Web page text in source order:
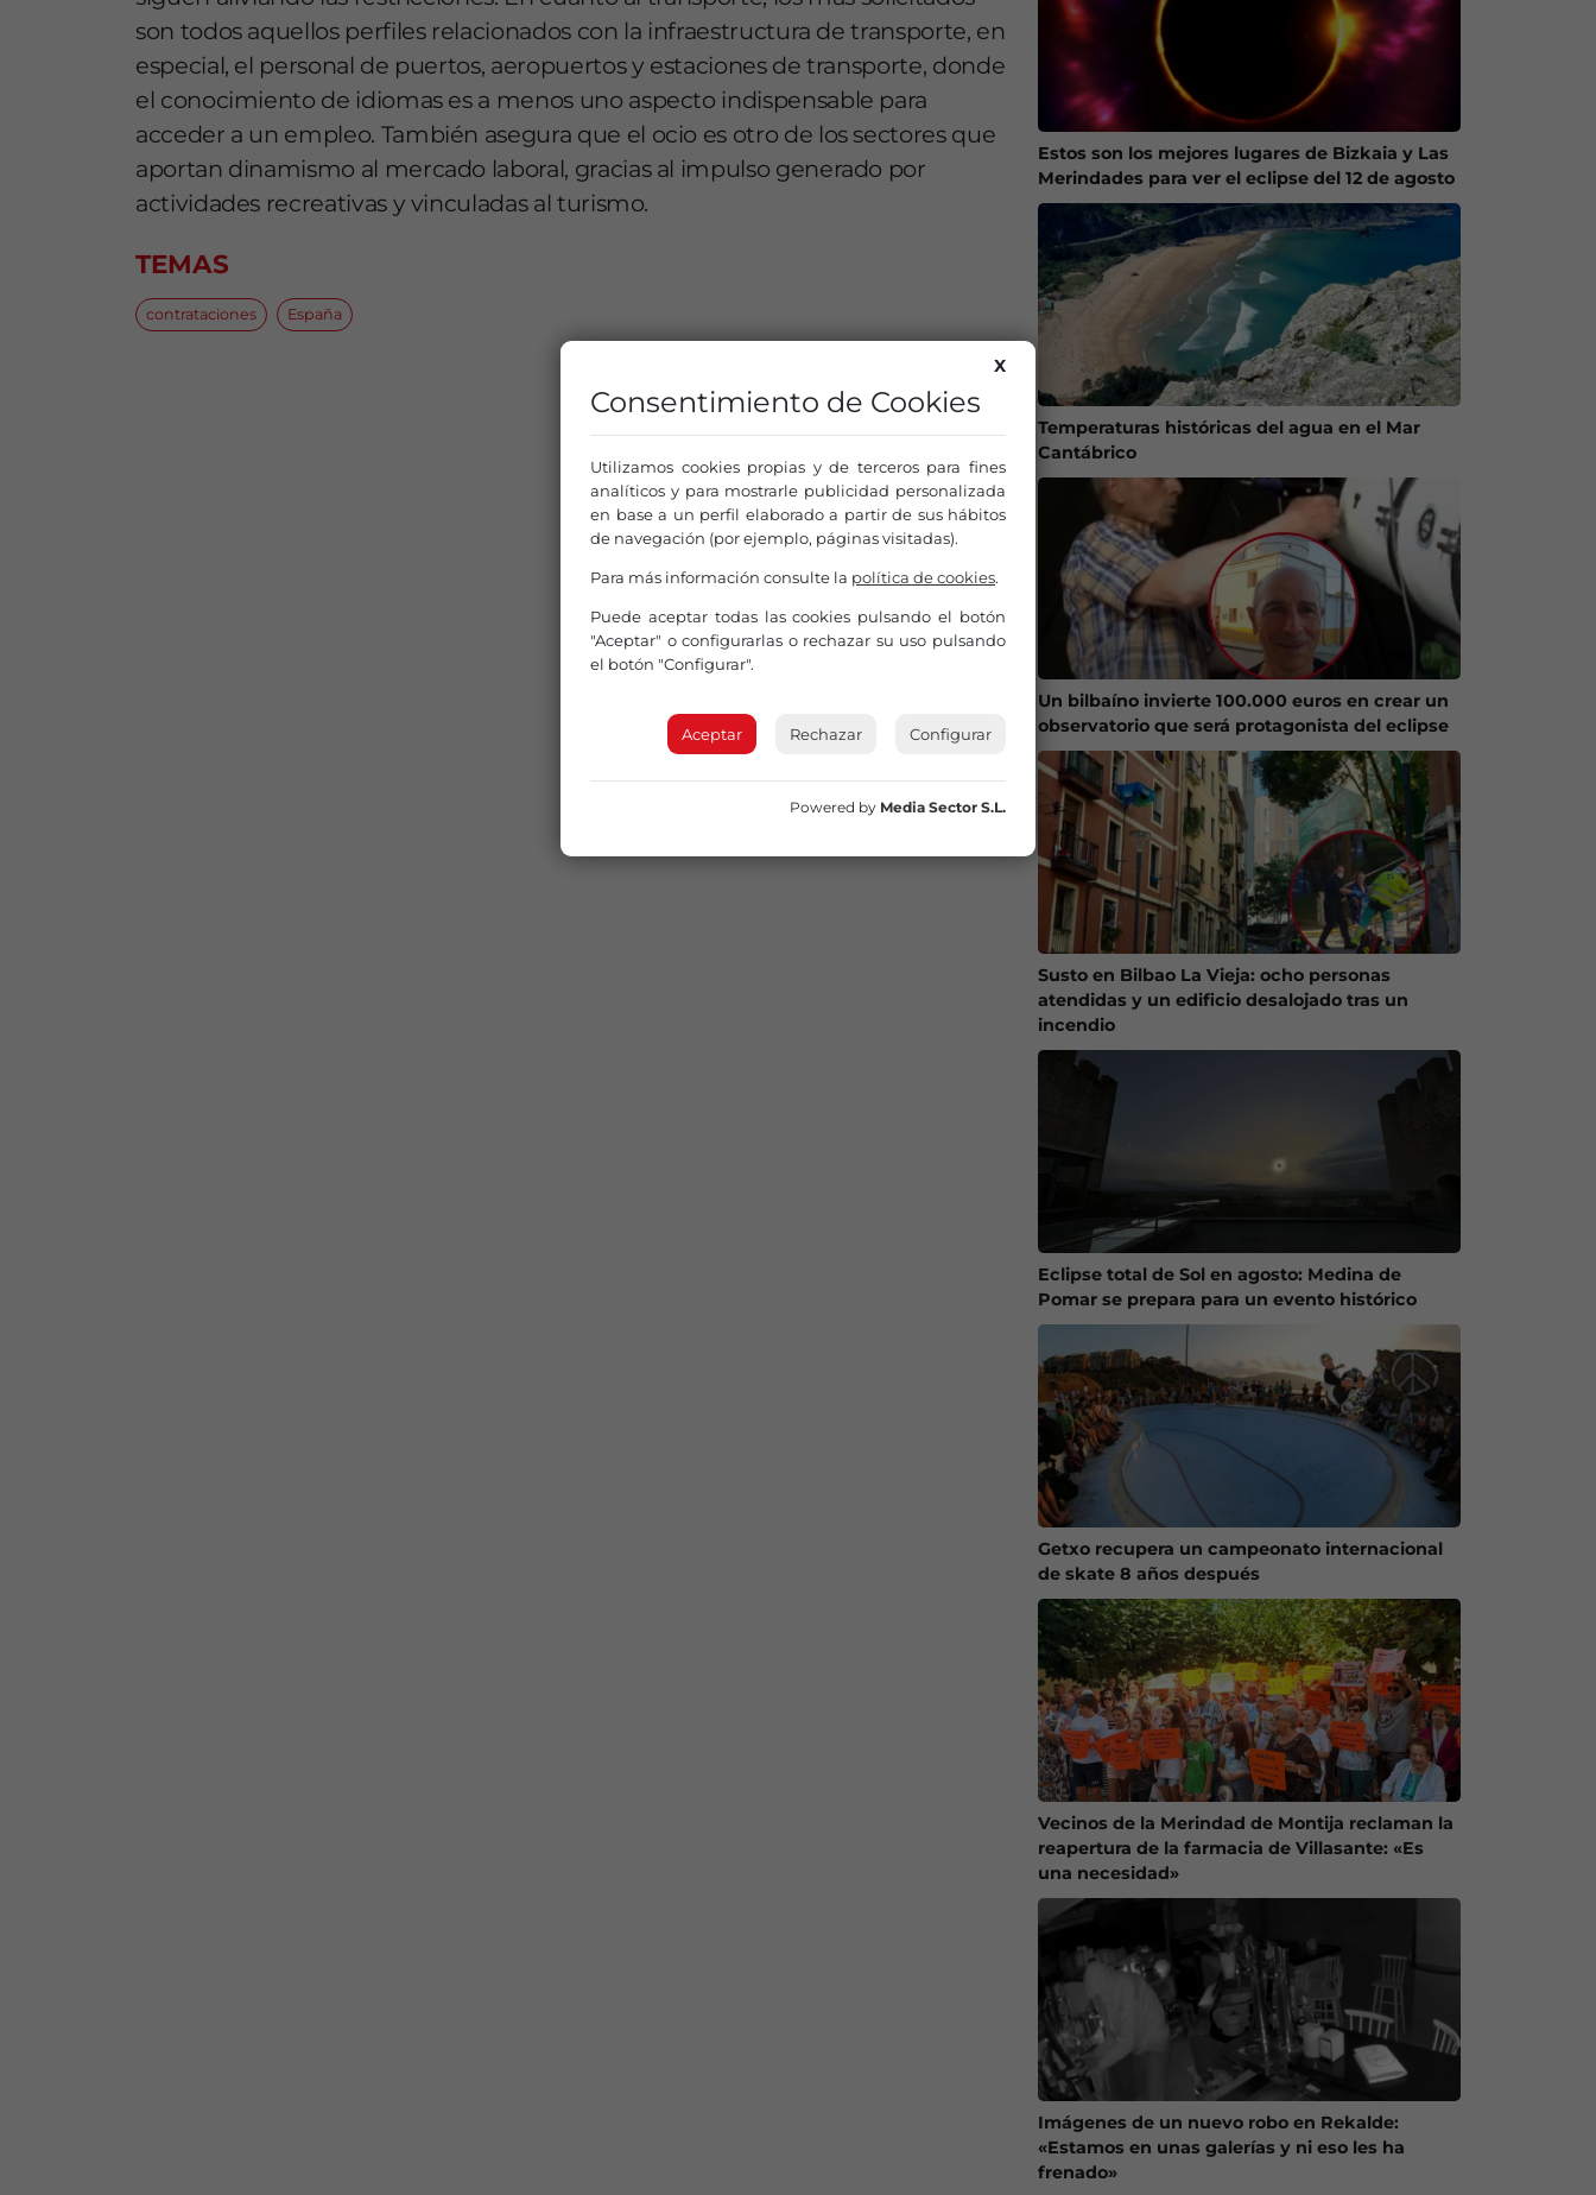
son todos aquellos perfiles relacionados con la infraestructura de transporte, en
especial, el personal de puertos, aeropuertos y estaciones de transporte, donde
el conocimiento de idiomas es a menos uno aspecto indispensable para
acceder a un empleo. También asegura que el ocio es otro de los sectores que
aportan dinamismo al mercado laboral, gracias al impulso generado por
actividades recreativas y vinculadas al turismo.
TEMAS
contrataciones España
Estos son los mejores lugares de Bizkaia y Las
Merindades para ver el eclipse del 12 de agosto
Temperaturas históricas del agua en el Mar
Cantábrico
Un bilbaíno invierte 100.000 euros en crear un
observatorio que será protagonista del eclipse
Susto en Bilbao La Vieja: ocho personas
atendidas y un edificio desalojado tras un
incendio
Eclipse total de Sol en agosto: Medina de
Pomar se prepara para un evento histórico
Getxo recupera un campeonato internacional
de skate 8 años después
Vecinos de la Merindad de Montija reclaman la
reapertura de la farmacia de Villasante: «Es
una necesidad»
Imágenes de un nuevo robo en Rekalde:
«Estamos en unas galerías y ni eso les ha
frenado»
X
Consentimiento de Cookies
Utilizamos cookies propias y de terceros para fines
analíticos y para mostrarle publicidad personalizada
en base a un perfil elaborado a partir de sus hábitos
de navegación (por ejemplo, páginas visitadas).
Para más información consulte la política de cookies.
Puede aceptar todas las cookies pulsando el botón
"Aceptar" o configurarlas o rechazar su uso pulsando
el botón "Configurar".
Aceptar Rechazar Configurar
Powered by Media Sector S.L.